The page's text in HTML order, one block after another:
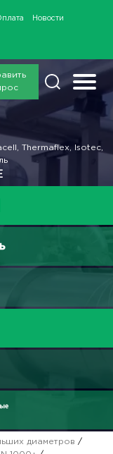
Новости
Thermaflex, Isotec,
диаметров /